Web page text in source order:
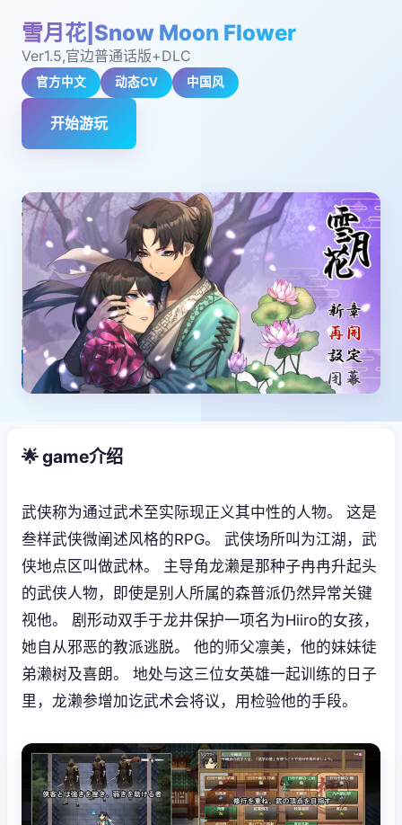
雪月花|Snow Moon Flower
Ver1.5,官边普通话版+DLC
官方中文 动态CV 中国风
开始游玩
🌟 game介绍
武侠称为通过武术至实际现正义其中性的人物。 这是
叁样武侠微阐述风格的RPG。 武侠场所叫为江湖，武
侠地点区叫做武林。 主导角龙濑是那种子冉冉升起头
的武侠人物，即使是别人所属的森普派仍然异常关键
视他。 剧形动双手于龙井保护一项名为Hiiro的女孩，
她自从邪恶的教派逃脱。 他的师父凛美，他的妹妹徒
弟濑树及喜朗。 地处与这三位女英雄一起训练的日子
里，龙濑参增加讫武术会将议，用检验他的手段。